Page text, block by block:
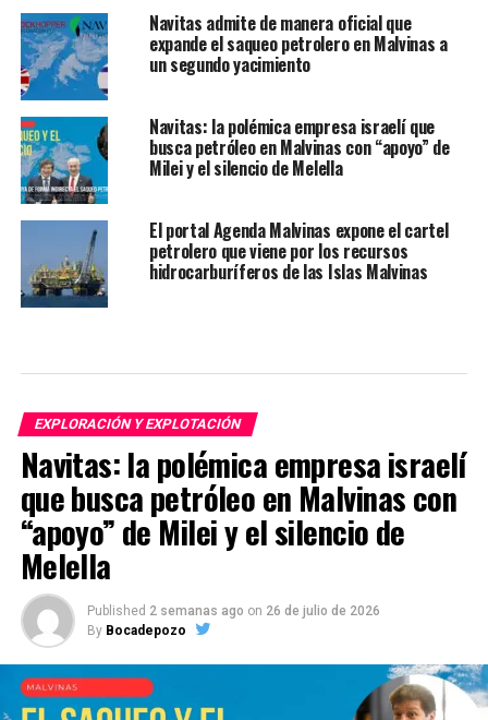
Navitas admite de manera oficial que
expande el saqueo petrolero en Malvinas a
un segundo yacimiento
Navitas: la polémica empresa israelí que
busca petróleo en Malvinas con “apoyo” de
Milei y el silencio de Melella
El portal Agenda Malvinas expone el cartel
petrolero que viene por los recursos
hidrocarburíferos de las Islas Malvinas
EXPLORACIÓN Y EXPLOTACIÓN
Navitas: la polémica empresa israelí
que busca petróleo en Malvinas con
“apoyo” de Milei y el silencio de
Melella
Published 2 semanas ago on 26 de julio de 2026
By Bocadepozo